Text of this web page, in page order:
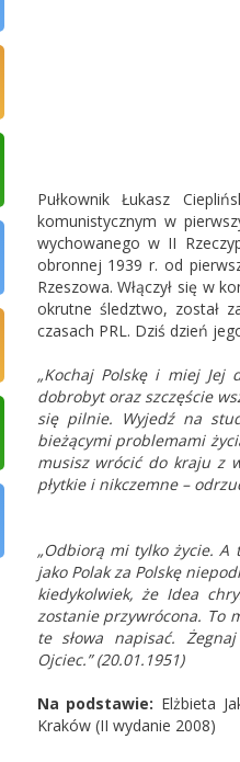
Pułkownik Łukasz
komunistycznym w
wychowanego w II
obronnej 1939 r. od
Rzeszowa. Włączył się w
okrutne śledztwo, został
czasach PRL. Dziś dzień
„Kochaj Polskę i miej Jej
dobrobyt oraz szczęście
się pilnie. Wyjedź na
bieżącymi problemami
musisz wrócić do kraju z
płytkie i nikczemne –
„Odbiorą mi tylko życie.
jako Polak za Polskę
kiedykolwiek, że Idea
zostanie przywrócona. To
te słowa napisać.
Ojciec.”(20.01.1951)
Na podstawie: Elżbieta
Kraków (II wydanie 2008)